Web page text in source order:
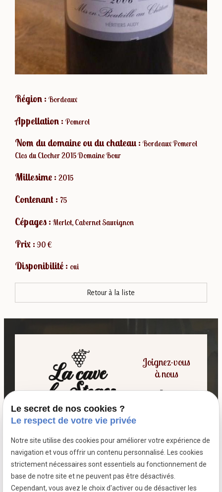
Région : Bordeaux
Appellation : Pomerol
Nom du domaine ou du chateau : Bordeaux Pomerol
Clos du Clocher 2015 Domaine Bour
Millesime : 2015
Contenant : 75
Cépages : Merlot, Cabernet Sauvignon
Prix : 90 €
Disponibilité : oui
Retour à la liste
Siret :39799787500026
Joignez-vous
à nous
7 passage fleuri
- 59380 SOCX
Le secret de nos cookies ?
Le respect de votre vie privée
Notre site utilise des cookies pour améliorer votre expérience de
navigation et vous offrir un contenu personnalisé. Les cookies
strictement nécessaires sont essentiels au fonctionnement de
base de notre site et ne peuvent pas être désactivés.
Cependant, vous avez le choix d'activer ou de désactiver les